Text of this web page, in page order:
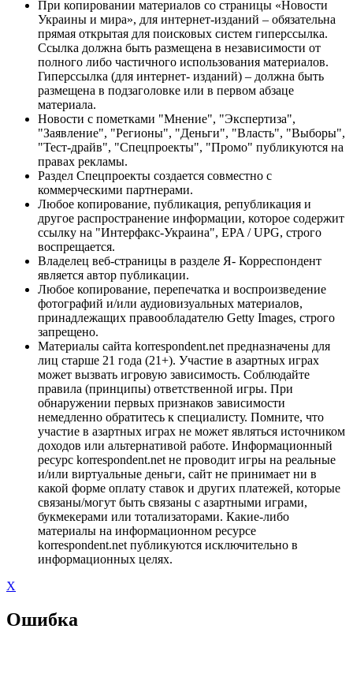
При копировании материалов со страницы «Новости
Украины и мира», для интернет-изданий – обязательна
прямая открытая для поисковых систем гиперссылка.
Ссылка должна быть размещена в независимости от
полного либо частичного использования материалов.
Гиперссылка (для интернет- изданий) – должна быть
размещена в подзаголовке или в первом абзаце
материала.
Новости с пометками "Мнение", "Экспертиза",
"Заявление", "Регионы", "Деньги", "Власть", "Выборы",
"Тест-драйв", "Спецпроекты", "Промо" публикуются на
правах рекламы.
Раздел Спецпроекты создается совместно с
коммерческими партнерами.
Любое копирование, публикация, републикация и
другое распространение информации, которое содержит
ссылку на "Интерфакс-Украина", EPA / UPG, строго
воспрещается.
Владелец веб-страницы в разделе Я- Корреспондент
является автор публикации.
Любое копирование, перепечатка и воспроизведение
фотографий и/или аудиовизуальных материалов,
принадлежащих правообладателю Getty Images, строго
запрещено.
Материалы сайта korrespondent.net предназначены для
лиц старше 21 года (21+). Участие в азартных играх
может вызвать игровую зависимость. Соблюдайте
правила (принципы) ответственной игры. При
обнаружении первых признаков зависимости
немедленно обратитесь к специалисту. Помните, что
участие в азартных играх не может являться источником
доходов или альтернативой работе. Информационный
ресурс korrespondent.net не проводит игры на реальные
и/или виртуальные деньги, сайт не принимает ни в
какой форме оплату ставок и других платежей, которые
связаны/могут быть связаны с азартными играми,
букмекерами или тотализаторами. Какие-либо
материалы на информационном ресурсе
korrespondent.net публикуются исключительно в
информационных целях.
X
Ошибка